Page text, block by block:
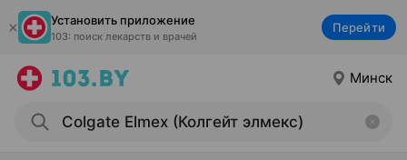
Установить приложение
103: поиск лекарств и врачей
Перейти
Минск